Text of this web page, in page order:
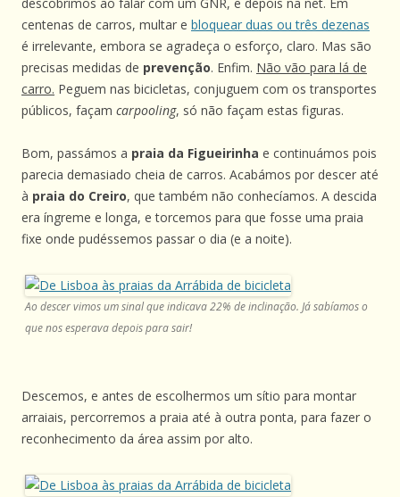
descobrimos ao falar com um GNR, e depois na net. Em
centenas de carros, multar e bloquear duas ou três dezenas
é irrelevante, embora se agradeça o esforço, claro. Mas são
precisas medidas de prevenção. Enfim. Não vão para lá de
carro. Peguem nas bicicletas, conjuguem com os transportes
públicos, façam carpooling, só não façam estas figuras.
Bom, passámos a praia da Figueirinha e continuámos pois
parecia demasiado cheia de carros. Acabámos por descer até
à praia do Creiro, que também não conhecíamos. A descida
era íngreme e longa, e torcemos para que fosse uma praia
fixe onde pudéssemos passar o dia (e a noite).
Ao descer vimos um sinal que indicava 22% de inclinação. Já sabíamos o
que nos esperava depois para sair!
Descemos, e antes de escolhermos um sítio para montar
arraiais, percorremos a praia até à outra ponta, para fazer o
reconhecimento da área assim por alto.